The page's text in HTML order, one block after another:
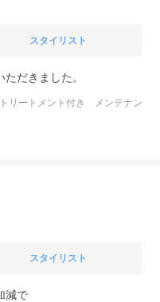
スタイリスト
だきました。
リートメント付き メンテナン
スタイリスト
減で